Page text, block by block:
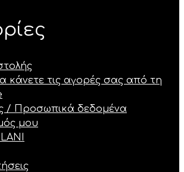
κάνετε τις αγορές σας από τη
/ Προσωπικά δεδομένα
μου